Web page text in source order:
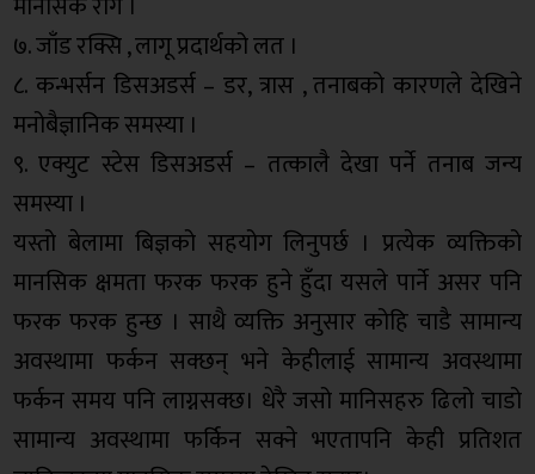
७. जाँड रक्सि , लागू प्रदार्थको लत ।
८. कन्भर्सन डिसअडर्स – डर, त्रास , तनाबको कारणले देखिने
मनोबैज्ञानिक समस्या ।
९. एक्युट स्टेस डिसअडर्स – तत्कालै देखा पर्ने तनाब जन्य
समस्या ।
यस्तो बेलामा बिज्ञको सहयोग लिनुपर्छ । प्रत्येक व्यक्तिको
मानसिक क्षमता फरक फरक हुने हुँदा यसले पार्ने असर पनि
फरक फरक हुन्छ । साथै व्यक्ति अनुसार कोहि चाडै सामान्य
अवस्थामा फर्कन सक्छन् भने केहीलाई सामान्य अवस्थामा
फर्कन समय पनि लाग्नसक्छ। धेरै जसो मानिसहरु ढिलो चाडो
सामान्य अवस्थामा फर्किन सक्ने भएतापनि केही प्रतिशत